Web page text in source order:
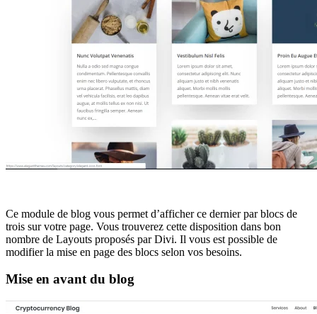
Ce module de blog vous permet d’afficher ce dernier par blocs de
trois sur votre page. Vous trouverez cette disposition dans bon
nombre de Layouts proposés par Divi. Il vous est possible de
modifier la mise en page des blocs selon vos besoins.
Mise en avant du blog